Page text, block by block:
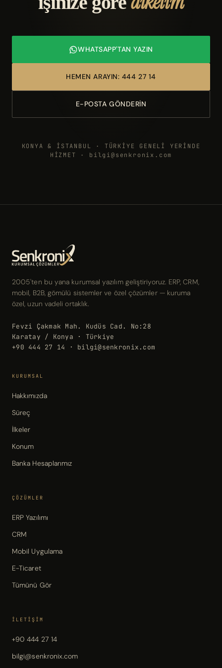
WHATSAPP'TAN YAZIN
HEMEN ARAYIN: 444 27 14
E-POSTA GÖNDERIN
KONYA & İSTANBUL · TÜRKİYE GENELİ YERİNDE
HİZMET · bilgi@senkronix.com
2005'ten bu yana kurumsal yazılım geliştiriyoruz. ERP, CRM,
mobil, B2B, gömülü sistemler ve özel çözümler — kuruma
özel, uzun vadeli ortaklık.
Fevzi Çakmak Mah. Kudüs Cad. No:28
Karatay / Konya · Türkiye
+90 444 27 14 · bilgi@senkronix.com
KURUMSAL
Hakkımızda
Süreç
İlkeler
Konum
Banka Hesaplarımız
ÇÖZÜMLER
ERP Yazılımı
CRM
Mobil Uygulama
E-Ticaret
Tümünü Gör
İLETIŞIM
+90 444 27 14
bilgi@senkronix.com